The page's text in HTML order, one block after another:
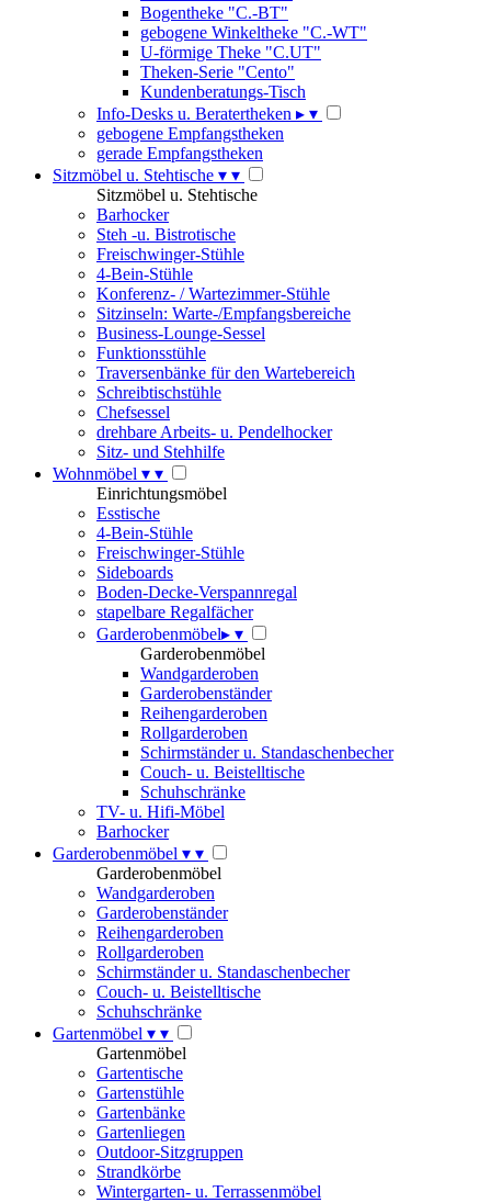
Bogentheke "C.-BT"
gebogene Winkeltheke "C.-WT"
U-förmige Theke "C.UT"
Theken-Serie "Cento"
Kundenberatungs-Tisch
Info-Desks u. Beratertheken ▸ ▾
gebogene Empfangstheken
gerade Empfangstheken
Sitzmöbel u. Stehtische ▾ ▾
Sitzmöbel u. Stehtische
Barhocker
Steh -u. Bistrotische
Freischwinger-Stühle
4-Bein-Stühle
Konferenz- / Wartezimmer-Stühle
Sitzinseln: Warte-/Empfangsbereiche
Business-Lounge-Sessel
Funktionsstühle
Traversenbänke für den Wartebereich
Schreibtischstühle
Chefsessel
drehbare Arbeits- u. Pendelhocker
Sitz- und Stehhilfe
Wohnmöbel ▾ ▾
Einrichtungsmöbel
Esstische
4-Bein-Stühle
Freischwinger-Stühle
Sideboards
Boden-Decke-Verspannregal
stapelbare Regalfächer
Garderobenmöbel▸ ▾
Garderobenmöbel
Wandgarderoben
Garderobenständer
Reihengarderoben
Rollgarderoben
Schirmständer u. Standaschenbecher
Couch- u. Beistelltische
Schuhschränke
TV- u. Hifi-Möbel
Barhocker
Garderobenmöbel ▾ ▾
Garderobenmöbel
Wandgarderoben
Garderobenständer
Reihengarderoben
Rollgarderoben
Schirmständer u. Standaschenbecher
Couch- u. Beistelltische
Schuhschränke
Gartenmöbel ▾ ▾
Gartenmöbel
Gartentische
Gartenstühle
Gartenbänke
Gartenliegen
Outdoor-Sitzgruppen
Strandkörbe
Wintergarten- u. Terrassenmöbel